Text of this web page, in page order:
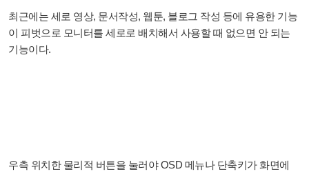
최근에는 세로 영상, 문서작성, 웹툰, 블로그 작성 등에 유용한 기능
이 피벗으로 모니터를 세로로 배치해서 사용할 때 없으면 안 되는
기능이다.
우측 위치한 물리적 버튼을 눌러야 OSD 메뉴나 단축키가 화면에